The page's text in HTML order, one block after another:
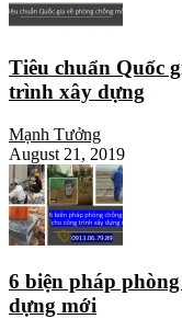
Tiêu chuẩn Quốc
trình xây dựng
Mạnh Tưởng
August 21, 2019
6 biện pháp
dựng mới